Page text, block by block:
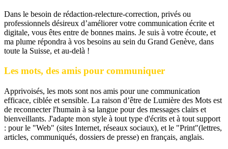
Dans le besoin de rédaction-relecture-correction, privés ou
professionnels désireux d’améliorer votre communication écrite et
digitale, vous êtes entre de bonnes mains. Je suis à votre écoute, et
ma plume répondra à vos besoins au sein du Grand Genève, dans
toute la Suisse, et au-delà !
Les mots, des amis pour communiquer
Apprivoisés, les mots sont nos amis pour une communication
efficace, ciblée et sensible. La raison d’être de Lumière des Mots est
de reconnecter l'humain à sa langue pour des messages clairs et
bienveillants. J'adapte mon style à tout type d'écrits et à tout support
: pour le "Web" (sites Internet, réseaux sociaux), et le "Print"(lettres,
articles, communiqués, dossiers de presse) en français, anglais.